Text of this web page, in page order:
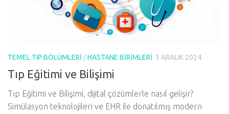
TEMEL TIP BÖLÜMLERI /HASTANE BIRIMLERI 3 ARALIK 2024
Tıp Eğitimi ve Bilişimi
Tıp Eğitimi ve Bilişimi, dijital çözümlerle nasıl gelişir?
Simülasyon teknolojileri ve EHR ile donatılmış modern